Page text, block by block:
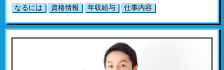
なるには 資格情報 年収給与 仕事内容